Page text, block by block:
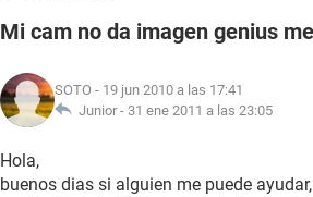
Mi cam no da imagen genius
SOTO - 19 jun 2010 a las 17:41
Junior - 31 ene 2011 a las 23:05
Hola,
buenos dias si alguien me puede